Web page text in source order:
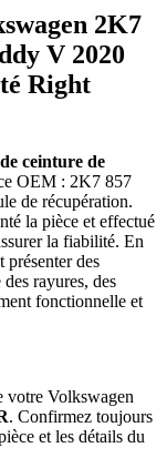
2K7
V 2020
Right
ceinture de
OEM : 2K7 857
de récupération.
la pièce et effectué
la fiabilité. En
des
rayures, des
fonctionnelle et
votre Volkswagen
. Confirmez toujours
et les détails du